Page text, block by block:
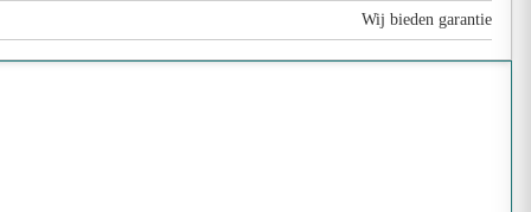
Wij bieden garantie